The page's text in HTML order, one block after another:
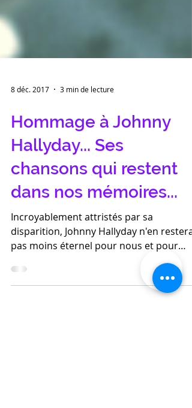
8 déc. 2017 3 min de lecture
Hommage à Johnny
Hallyday... Ses
dans nos mémoires...
Incroyablement attristés par sa
disparition, Johnny Hallyday n'en restera
pas moins éternel pour nous et pour